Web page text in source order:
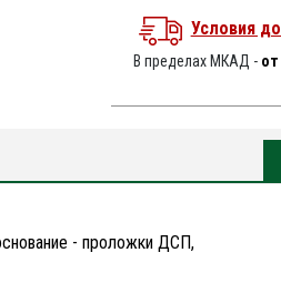
Условия
В пределах МКАД - от
- проложки ДСП,